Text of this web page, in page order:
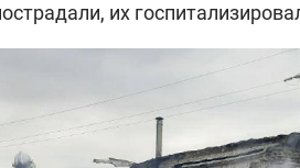
их